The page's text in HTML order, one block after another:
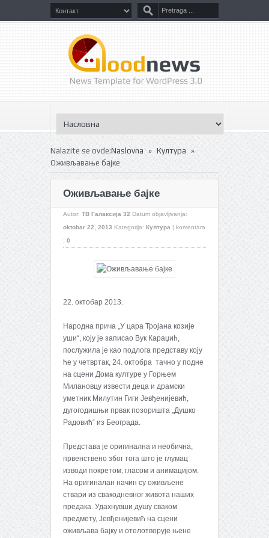
Nalazite se ovde:Naslovna » Култура »
Оживљавање бајке
Оживљавање бајке
Autor: ТВ Галаксија 32 Datum objavljivanja:
oktobar 22, 2013 Kategorija: Култура | komentara
: 0
22. октобар 2013.
Народна прича „У цара Тројана козије
уши“, коју је записао Вук Караџић,
послужила је као подлога представу коју
ће у четвртак, 24. октобра тачно у подне
на сцени Дома културе у Горњем
Милановцу извести деца и драмски
уметник Милутин Гиги Јевђенијевић,
дугогодишњи првак позоришта „Душко
Радовић“ из Београда.
Представа је оригинална и необична,
првенствено због тога што је глумац
изводи покретом, гласом и анимацијом.
На оригиналан начин су оживљене
ствари из свакодневног живота наших
предака. Удахнувши душу сваком
предмету, Јевђенијевић на сцени
оживљава бајку и отелотворује њене